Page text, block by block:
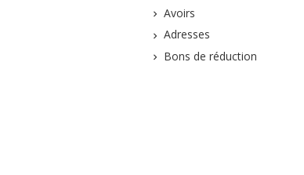
Avoirs
Adresses
Bons de réduction